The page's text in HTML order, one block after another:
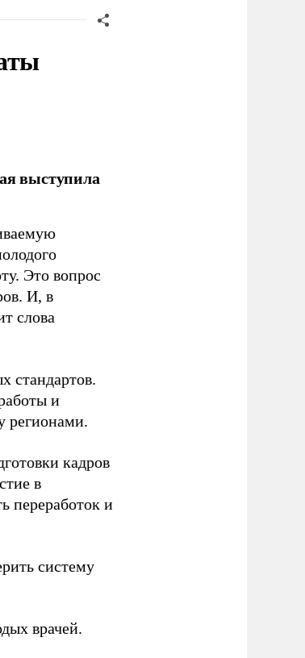
выступила
Это вопрос
И, в
слова
стандартов.
и
регионами.
кадров
в
переработок и
систему
врачей.